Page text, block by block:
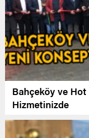
Bahçeköy ve
Hizmetinizde